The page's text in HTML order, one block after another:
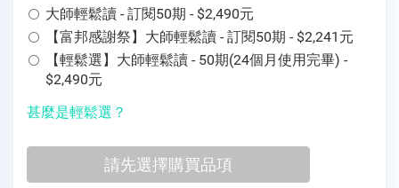
大師輕鬆讀 - 訂閱50期 - $2,490元
【富邦感謝祭】大師輕鬆讀 - 訂閱50期 - $2,241元
【輕鬆選】大師輕鬆讀 - 50期(24個月使用完畢) -
$2,490元
甚麼是輕鬆選？